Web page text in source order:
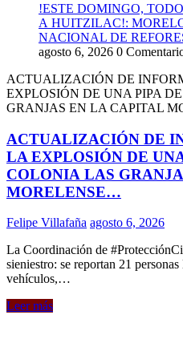
!ESTE DOMINGO,
A HUITZILAC!:
NACIONAL DE
agosto 6, 2026 0
ACTUALIZACIÓN DE
EXPLOSIÓN DE UNA PIPA
GRANJAS EN LA CAPITAL
ACTUALIZACIÓN DE
LA EXPLOSIÓN DE
COLONIA LAS
MORELENSE…
Felipe Villafaña agosto 6, 2026
La Coordinación de
sieniestro: se reportan 21
vehículos,…
Leer más